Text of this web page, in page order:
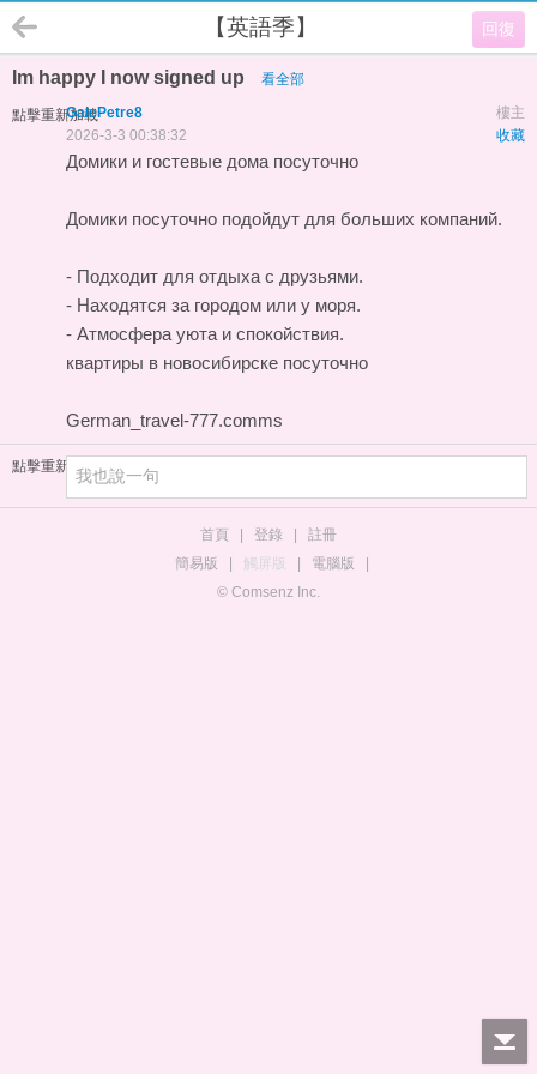
回復
【英語季】
Im happy I now signed up 看全部
點擊重新加載 樓主
GalePetre8
收藏
2026-3-3 00:38:32
Домики и гостевые дома посуточно
Домики посуточно подойдут для больших компаний.
- Подходит для отдыха с друзьями.
- Находятся за городом или у моря.
- Атмосфера уюта и спокойствия.
квартиры в новосибирске посуточно
German_travel-777.comms
點擊重新加載
首頁 登錄
註冊
簡易版
觸屏版 電腦版
© Comsenz Inc.